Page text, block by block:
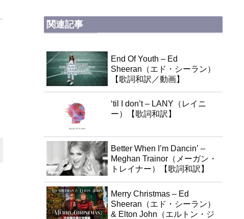
関連記事
End Of Youth – Ed
Sheeran（エド・シーラン）
【歌詞和訳／動画】
‘til I don’t – LANY（レイニ
ー）【歌詞和訳】
Better When I’m Dancin’ –
Meghan Trainor（メーガン・
トレイナー）【歌詞和訳】
Merry Christmas – Ed
Sheeran（エド・シーラン）
& Elton John（エルトン・ジ